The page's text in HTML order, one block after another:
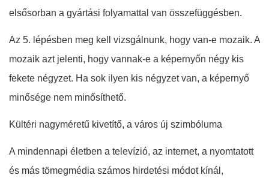
elsősorban a gyártási folyamattal van összefüggésben.
Az 5. lépésben meg kell vizsgálnunk, hogy van-e mozaik. A
mozaik azt jelenti, hogy vannak-e a képernyőn négy kis
fekete négyzet. Ha sok ilyen kis négyzet van, a képernyő
minősége nem minősíthető.
Kültéri nagyméretű kivetítő, a város új szimbóluma
A mindennapi életben a televízió, az internet, a nyomtatott
és más tömegmédia számos hirdetési módot kínál,